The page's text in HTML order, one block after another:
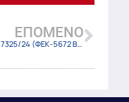
ΕΠΌΜΕΝΟ
Κ.Υ.Α. 47325/24 (ΦΕΚ-5672 Β/11-10-24)